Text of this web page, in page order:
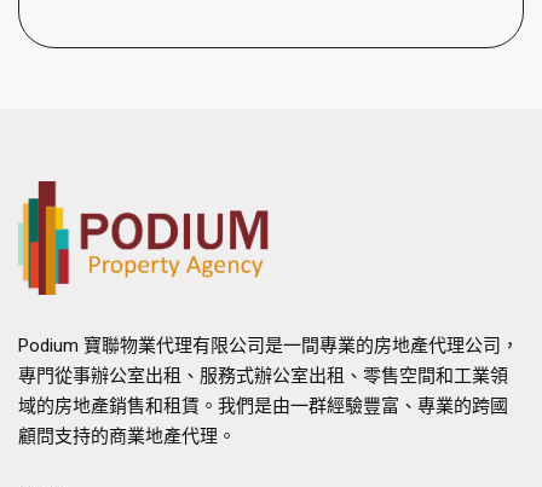
Podium 寶聯物業代理有限公司是一間專業的房地產代理公司，
專門從事辦公室出租、服務式辦公室出租、零售空間和工業領
域的房地產銷售和租賃。我們是由一群經驗豐富、專業的跨國
顧問支持的商業地產代理。